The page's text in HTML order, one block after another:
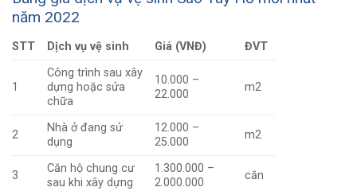
năm 2022
STT Dịch vụ vệ sinh Giá (VNĐ) ĐVT
1
Công trình sau xây
dựng hoặc sửa
chữa
10.000 –
22.000
m2
2
Nhà ở đang sử
dụng
12.000 –
25.000
m2
3
Căn hộ chung cư
sau khi xây dựng
1.300.000 –
2.000.000
căn